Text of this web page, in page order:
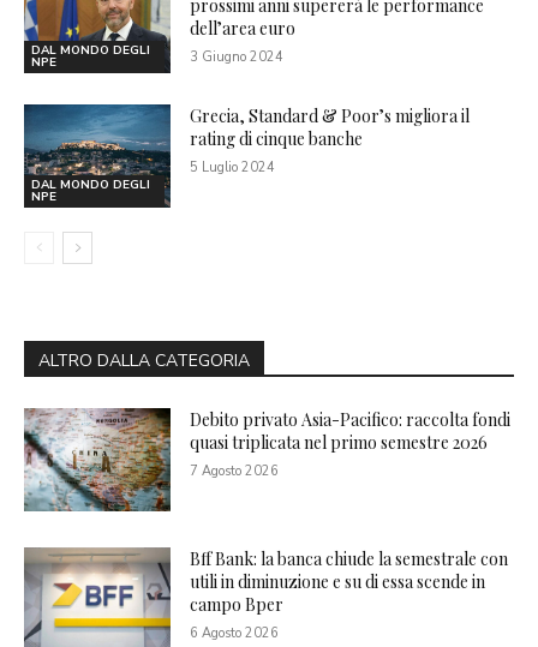
DAL MONDO DEGLI
NPE
prossimi anni supererà le performance
dell’area euro
3 Giugno 2024
DAL MONDO DEGLI
NPE
Grecia, Standard & Poor’s migliora il
rating di cinque banche
5 Luglio 2024
ALTRO DALLA CATEGORIA
Debito privato Asia-Pacifico: raccolta fondi
quasi triplicata nel primo semestre 2026
7 Agosto 2026
Bff Bank: la banca chiude la semestrale con
utili in diminuzione e su di essa scende in
campo Bper
6 Agosto 2026